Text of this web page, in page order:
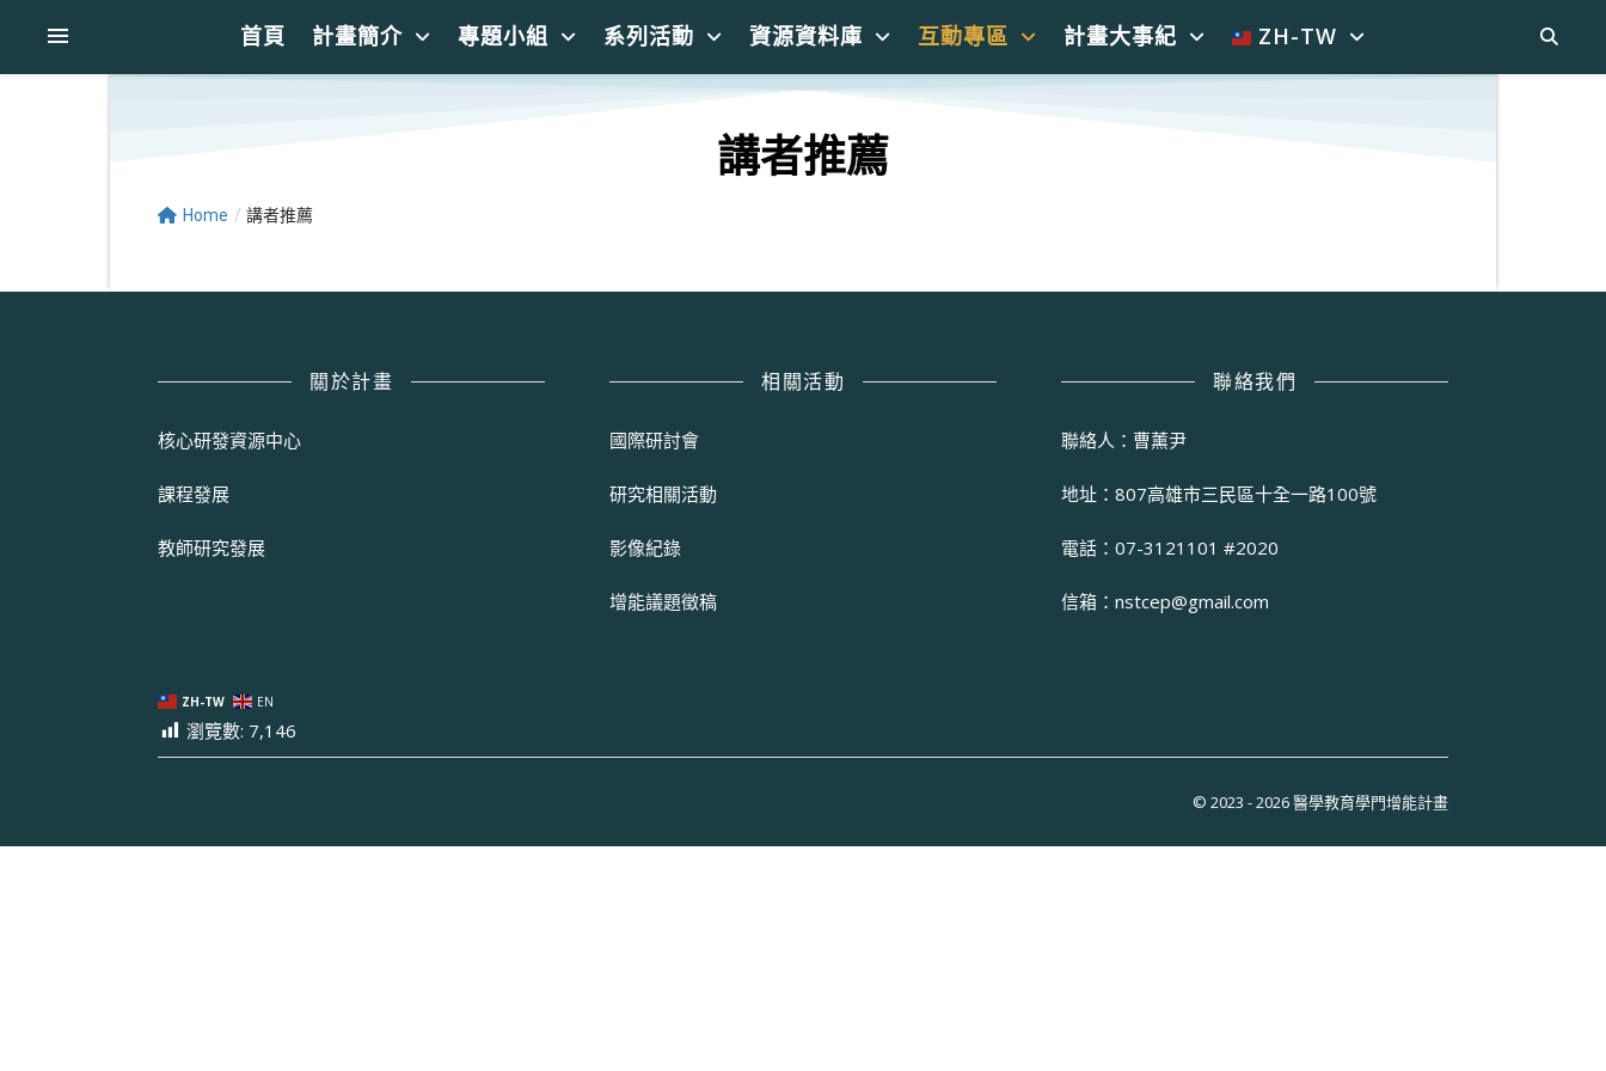
首頁 計畫簡介 專題小組 系列活動 資源資料庫 互動專區 計畫大事紀 ZH-TW
講者推薦
Home / 講者推薦
關於計畫
核心研發資源中心
課程發展
教師研究發展
相關活動
國際研討會
研究相關活動
影像紀錄
增能議題徵稿
聯絡我們
聯絡人：曹薰尹
地址：807高雄市三民區十全一路100號
電話：07-3121101 #2020
信箱： nstcep@gmail.com
ZH-TW EN
瀏覽數: 7,146
© 2023 - 2026 醫學教育學門增能計畫